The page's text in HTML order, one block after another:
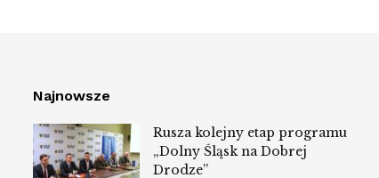
Najnowsze
Rusza kolejny etap programu
„Dolny Śląsk na Dobrej
Drodze”